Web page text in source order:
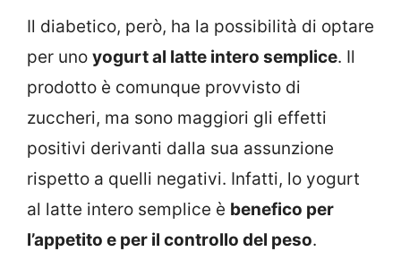
Il diabetico, però, ha la possibilità di optare
per uno yogurt al latte intero semplice. Il
prodotto è comunque provvisto di
zuccheri, ma sono maggiori gli effetti
positivi derivanti dalla sua assunzione
rispetto a quelli negativi. Infatti, lo yogurt
al latte intero semplice è benefico per
l’appetito e per il controllo del peso.